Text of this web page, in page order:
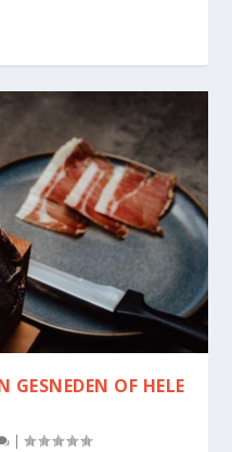
GESNEDEN OF HELE
|